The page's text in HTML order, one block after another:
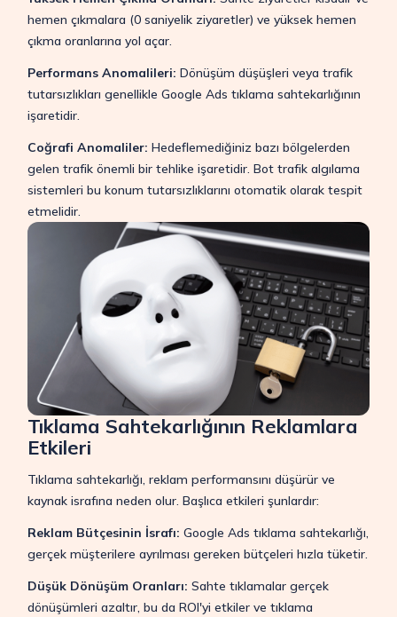
hemen çıkmalara (0 saniyelik ziyaretler) ve yüksek hemen
çıkma oranlarına yol açar.
Performans Anomalileri: Dönüşüm düşüşleri veya trafik
tutarsızlıkları genellikle Google Ads tıklama sahtekarlığının
işaretidir.
Coğrafi Anomaliler: Hedeflemediğiniz bazı bölgelerden
gelen trafik önemli bir tehlike işaretidir. Bot trafik algılama
sistemleri bu konum tutarsızlıklarını otomatik olarak tespit
etmelidir.
Tıklama Sahtekarlığının Reklamlara
Etkileri
Tıklama sahtekarlığı, reklam performansını düşürür ve
kaynak israfına neden olur. Başlıca etkileri şunlardır:
Reklam Bütçesinin İsrafı: Google Ads tıklama sahtekarlığı,
gerçek müşterilere ayrılması gereken bütçeleri hızla tüketir.
Düşük Dönüşüm Oranları: Sahte tıklamalar gerçek
dönüşümleri azaltır, bu da ROI'yi etkiler ve tıklama